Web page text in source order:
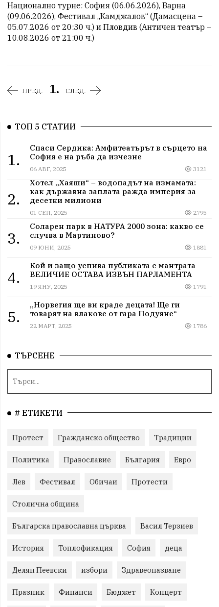
Национално турне: София (06.06.2026), Варна
(09.06.2026), Фестивал „Камджалов“ (Дамасцена –
05.07.2026 от 20:30 ч.) и Пловдив (Античен театър –
10.08.2026 от 21:00 ч.)
ПРЕД. 1. СЛЕД.
ТОП 5 СТАТИИ
1.
Спаси Сердика: Амфитеатърът в сърцето на
София е на ръба да изчезне
06 АВГ, 2025 3121
2.
Хотел „Хаяши“ – водопадът на измамата:
как държавна заплата ражда империя за
десетки милиони
01 СЕП, 2025 2795
3.
Соларен парк в НАТУРА 2000 зона: какво се
случва в Мартиново?
09 ЮНИ, 2025 1881
4.
Кой и защо успива публиката с мантрата
ВЕЛИЧИЕ ОСТАВА ИЗВЪН ПАРЛАМЕНТА
19 ЯНУ, 2025 1791
5.
„Норвегия ще ви краде децата! Ще ги
товарят на влакове от гара Подуяне“
22 МАРТ, 2025 1786
ТЪРСЕНЕ
# ЕТИКЕТИ
Протест Гражданско общество Традиции
Политика Православие България Евро
Лев Фестивал Обичаи Протести
Столична община
Българска православна църква Васил Терзиев
История Топлофикация София деца
Делян Пеевски избори Здравеопазване
Празник Финанси Бюджет Концерт